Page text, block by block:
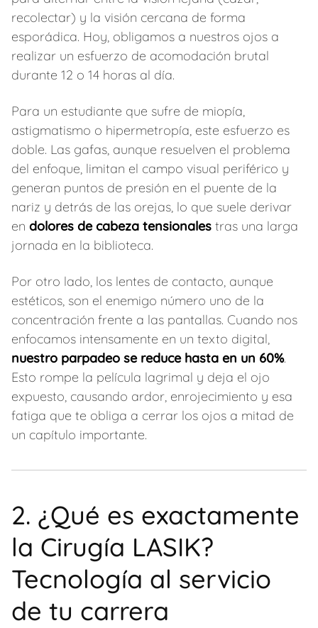
recolectar) y la visión cercana de forma
esporádica. Hoy, obligamos a nuestros ojos a
realizar un esfuerzo de acomodación brutal
durante 12 o 14 horas al día.
Para un estudiante que sufre de miopía,
astigmatismo o hipermetropía, este esfuerzo es
doble. Las gafas, aunque resuelven el problema
del enfoque, limitan el campo visual periférico y
generan puntos de presión en el puente de la
nariz y detrás de las orejas, lo que suele derivar
en dolores de cabeza tensionales tras una larga
jornada en la biblioteca.
Por otro lado, los lentes de contacto, aunque
estéticos, son el enemigo número uno de la
concentración frente a las pantallas. Cuando nos
enfocamos intensamente en un texto digital,
nuestro parpadeo se reduce hasta en un 60%.
Esto rompe la película lagrimal y deja el ojo
expuesto, causando ardor, enrojecimiento y esa
fatiga que te obliga a cerrar los ojos a mitad de
un capítulo importante.
2. ¿Qué es exactamente
la Cirugía LASIK?
Tecnología al servicio
de tu carrera